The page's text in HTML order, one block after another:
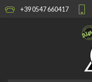
+39 0547 660417